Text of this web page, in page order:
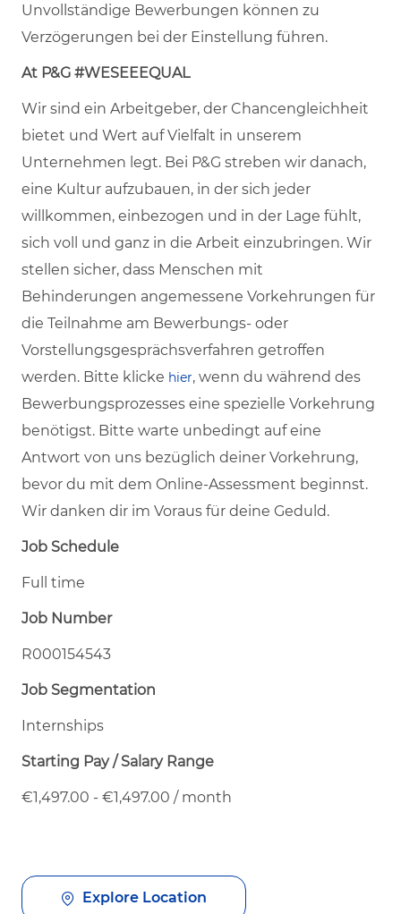
Unvollständige Bewerbungen können zu
Verzögerungen bei der Einstellung führen.
At P&G #WESEEEQUAL
Wir sind ein Arbeitgeber, der Chancengleichheit
bietet und Wert auf Vielfalt in unserem
Unternehmen legt. Bei P&G streben wir danach,
eine Kultur aufzubauen, in der sich jeder
willkommen, einbezogen und in der Lage fühlt,
sich voll und ganz in die Arbeit einzubringen. Wir
stellen sicher, dass Menschen mit
Behinderungen angemessene Vorkehrungen für
die Teilnahme am Bewerbungs- oder
Vorstellungsgesprächsverfahren getroffen
werden. Bitte klicke hier, wenn du während des
Bewerbungsprozesses eine spezielle Vorkehrung
benötigst. Bitte warte unbedingt auf eine
Antwort von uns bezüglich deiner Vorkehrung,
bevor du mit dem Online-Assessment beginnst.
Wir danken dir im Voraus für deine Geduld.
Job Schedule
Full time
Job Number
R000154543
Job Segmentation
Internships
Starting Pay / Salary Range
€1,497.00 - €1,497.00 / month
Explore Location